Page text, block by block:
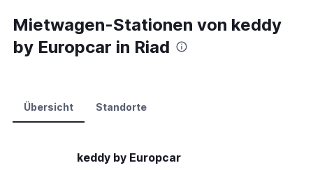
to
120.
Mietwagen-Stationen von keddy
by Europcar in Riad
Übersicht Standorte
keddy by Europcar